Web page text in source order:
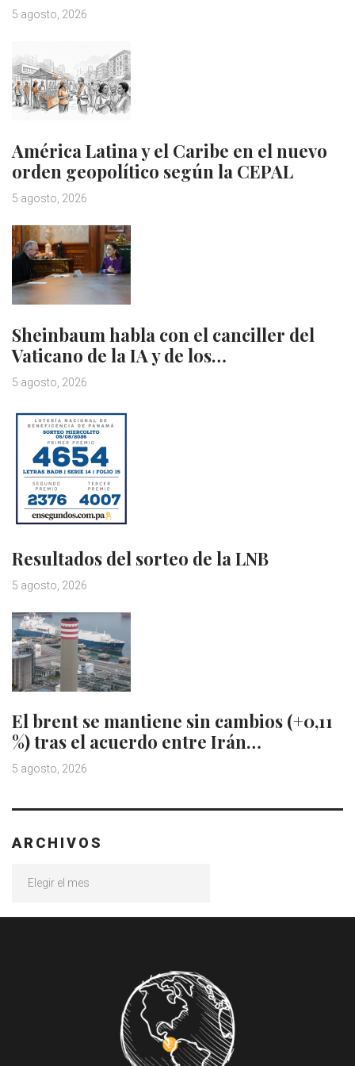
5 agosto, 2026
América Latina y el Caribe en el nuevo
orden geopolítico según la CEPAL
5 agosto, 2026
Sheinbaum habla con el canciller del
Vaticano de la IA y de los…
5 agosto, 2026
Resultados del sorteo de la LNB
5 agosto, 2026
El brent se mantiene sin cambios (+0,11
%) tras el acuerdo entre Irán…
5 agosto, 2026
ARCHIVOS